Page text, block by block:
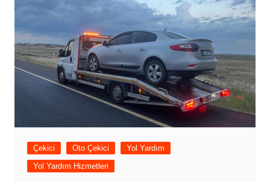
Çekici Oto Çekici
Yol Yardım
Yol Yardım Hizmetleri